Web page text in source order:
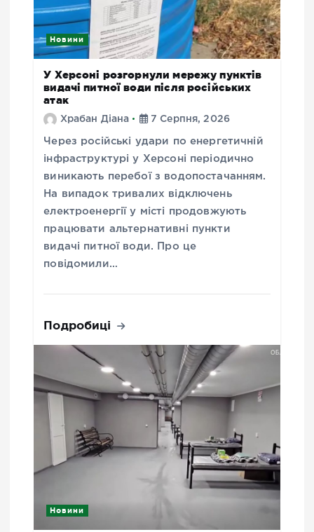
Новини
У Херсоні розгорнули мережу пунктів
видачі питної води після російських
атак
Храбан Діана 7 Серпня, 2026
Через російські удари по енергетичній
інфраструктурі у Херсоні періодично
виникають перебої з водопостачанням.
На випадок тривалих відключень
електроенергії у місті продовжують
працювати альтернативні пункти
видачі питної води. Про це
повідомили…
Подробиці
Новини